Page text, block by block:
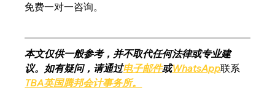
免费一对一咨询。
本文仅供一般参考，并不取代任何法律或专业建
议。如有疑问，请通过电子邮件或WhatsApp联系
TBA英国腾邦会计事务所。